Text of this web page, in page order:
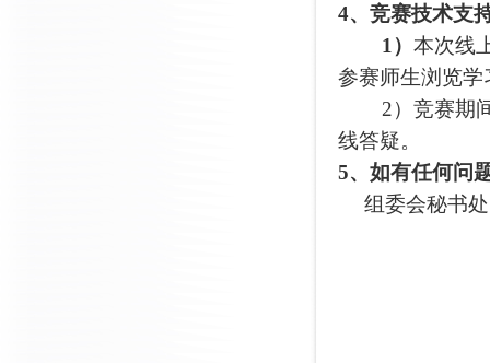
4、竞赛技术支
1） 本次线
参赛师生浏览学
2）竞赛期间
线答疑。
5、如有任何问
组委会秘书